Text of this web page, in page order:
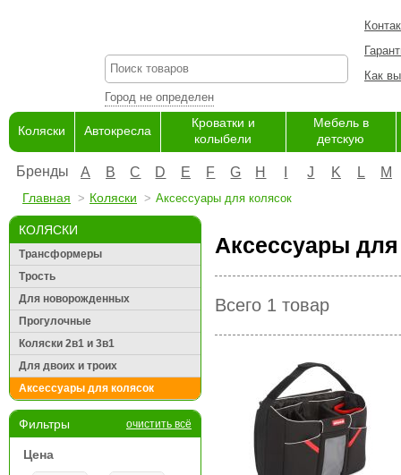
Город не определен
Как
Коляски Автокресла
Кроватки и
колыбели
Мебель в
детскую
Бренды A B C D E F G H J K L M
Главная Коляски Аксессуары для колясок
КОЛЯСКИ
Трансформеры
Трость
Для новорожденных
Прогулочные
Коляски 2в1 и 3в1
Для двоих и троих
Аксессуары для колясок
Фильтры очистить всё
Цена
Аксессуары для
Всего 1 товар